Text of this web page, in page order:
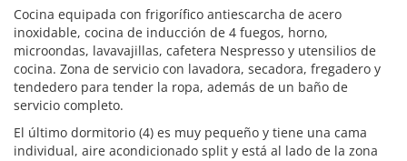
Cocina equipada con frigorífico antiescarcha de acero
inoxidable, cocina de inducción de 4 fuegos, horno,
microondas, lavavajillas, cafetera Nespresso y utensilios de
cocina. Zona de servicio con lavadora, secadora, fregadero y
tendedero para tender la ropa, además de un baño de
servicio completo.
El último dormitorio (4) es muy pequeño y tiene una cama
individual, aire acondicionado split y está al lado de la zona